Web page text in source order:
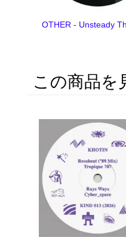
OTHER - Unsteady
この商品を